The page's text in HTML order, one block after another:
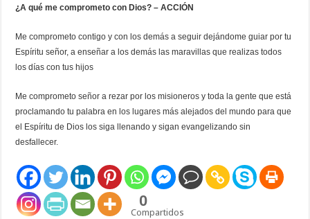
¿A qué me comprometo con Dios? – ACCIÓN
Me comprometo contigo y con los demás a seguir dejándome guiar por tu
Espíritu señor, a enseñar a los demás las maravillas que realizas todos
los días con tus hijos
Me comprometo señor a rezar por los misioneros y toda la gente que está
proclamando tu palabra en los lugares más alejados del mundo para que
el Espíritu de Dios los siga llenando y sigan evangelizando sin
desfallecer.
0
Compartidos